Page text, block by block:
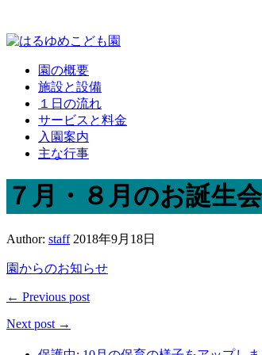
園の概要
施設と設備
１日の流れ
サービスと料金
入園案内
主な行事
７月・８月のお誕生
Author: staff 2018年9月18日
園からのお知らせ
← Previous post
Next post →